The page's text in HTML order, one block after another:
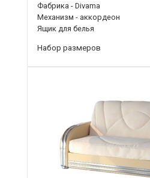
Фабрика - Divama
Механизм - аккордеон
Ящик для белья
Набор размеров